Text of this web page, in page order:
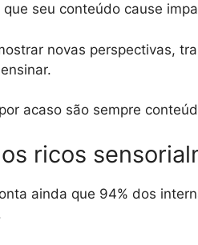
que seu conteúdo cause
novas perspectivas,
acaso são sempre
ricos
ainda que 94% dos